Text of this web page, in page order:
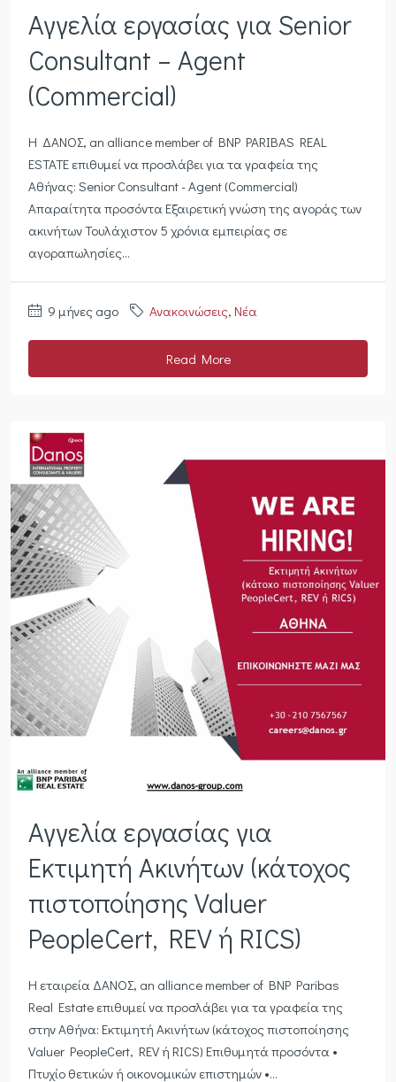
Αγγελία εργασίας για Senior
Consultant – Agent
(Commercial)
Η ΔΑΝΟΣ, an alliance member of BNP PARIBAS REAL
ESTATE επιθυμεί να προσλάβει για τα γραφεία της
Αθήνας: Senior Consultant - Agent (Commercial)
Απαραίτητα προσόντα Εξαιρετική γνώση της αγοράς των
ακινήτων Τουλάχιστον 5 χρόνια εμπειρίας σε
αγοραπωλησίες...
9 μήνες ago Ανακοινώσεις, Νέα
Read More
Αγγελία εργασίας για
Εκτιμητή Ακινήτων (κάτοχος
πιστοποίησης Valuer
PeopleCert, REV ή RICS)
Η εταιρεία ΔΑΝΟΣ, an alliance member of BNP Paribas
Real Estate επιθυμεί να προσλάβει για τα γραφεία της
στην Αθήνα: Εκτιμητή Ακινήτων (κάτοχος πιστοποίησης
Valuer PeopleCert, REV ή RICS) Επιθυμητά προσόντα •
Πτυχίο θετικών ή οικονομικών επιστημών •...